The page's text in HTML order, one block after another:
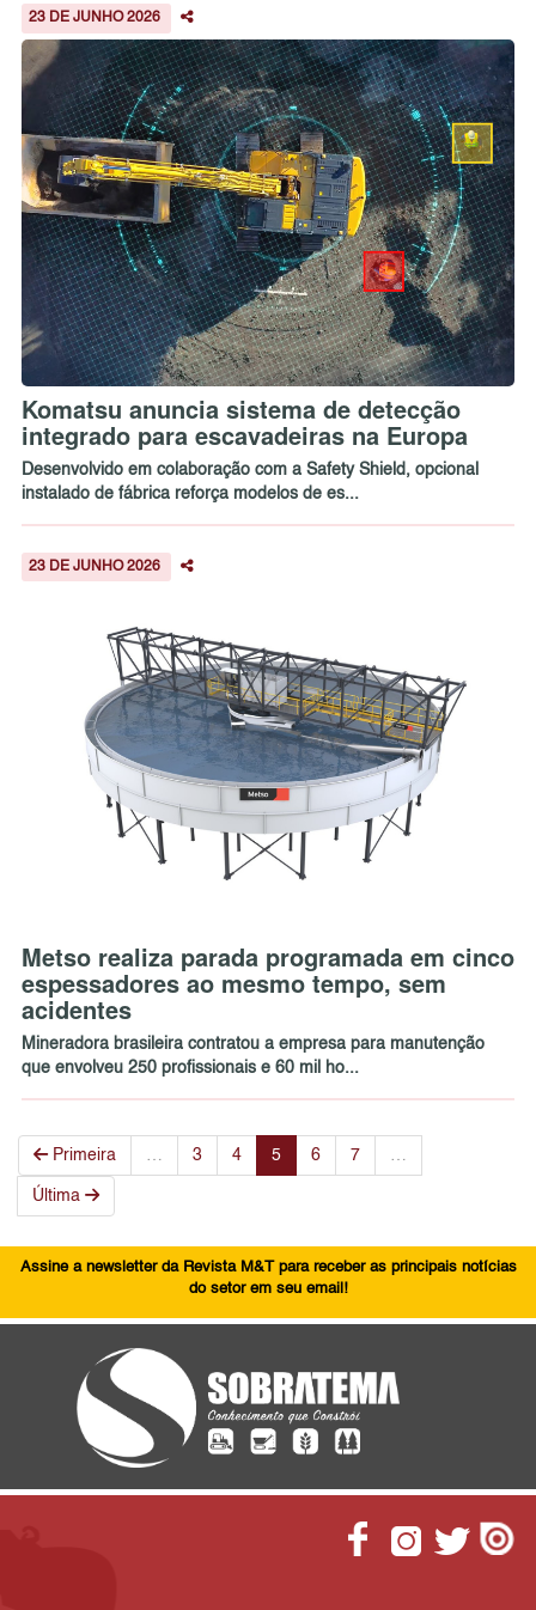
23 DE JUNHO 2026
Komatsu anuncia sistema de detecção
integrado para escavadeiras na Europa
Desenvolvido em colaboração com a Safety Shield, opcional
instalado de fábrica reforça modelos de es...
23 DE JUNHO 2026
Metso realiza parada programada em cinco
espessadores ao mesmo tempo, sem
acidentes
Mineradora brasileira contratou a empresa para manutenção
que envolveu 250 profissionais e 60 mil ho...
Primeira 3 4 5 6 7
Última
Assine a newsletter da Revista M&T para receber as principais notícias
do setor em seu email!